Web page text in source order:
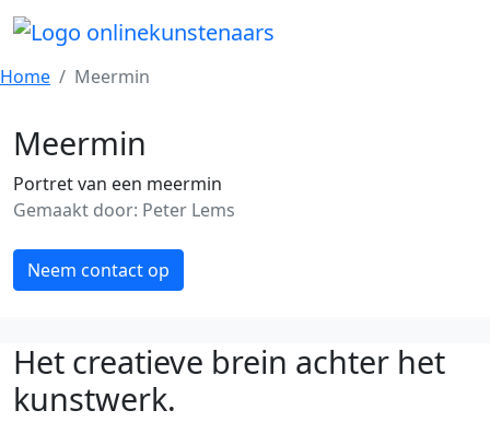
Home Meermin
Meermin
Portret van een meermin
Gemaakt door: Peter Lems
Neem contact op
Het creatieve brein achter het
kunstwerk.